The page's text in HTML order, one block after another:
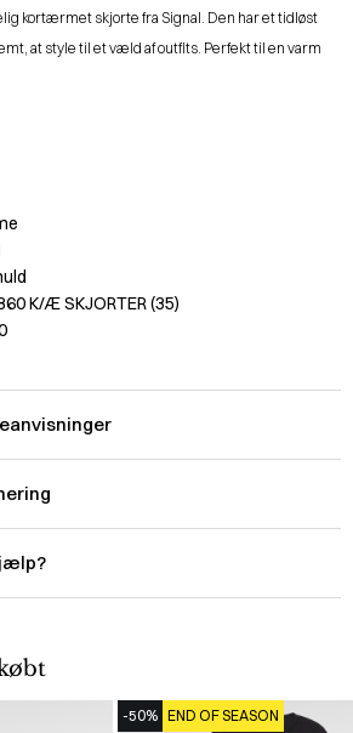
kortærmet skjorte fra Signal. Den har et tidløst
at style til et væld af outfits. Perfekt til en varm
K/Æ SKJORTER (35)
-50% END OF SEASON